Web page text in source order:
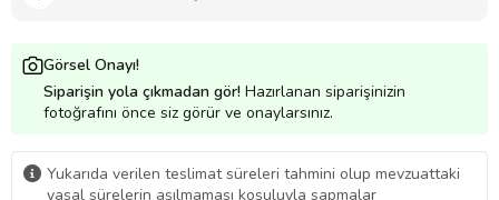
Görsel Onayı!
Siparişin yola çıkmadan gör! Hazırlanan siparişinizin
fotoğrafını önce siz görür ve onaylarsınız.
Yukarıda verilen teslimat süreleri tahmini olup mevzuattaki
yasal sürelerin aşılmaması koşuluyla sapmalar